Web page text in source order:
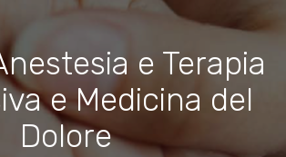
e Terapia
e Medicina del
Dolore